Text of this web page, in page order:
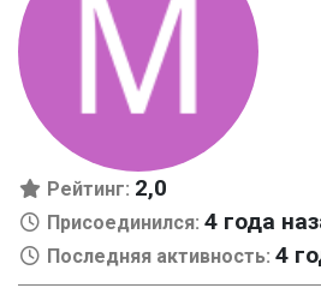
Рейтинг: 2,0
Присоединился: 4 года
Последняя активность: 4